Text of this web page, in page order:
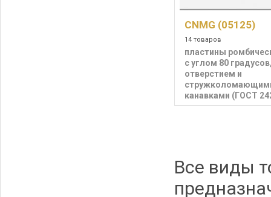
CNMG (05125)
14 товаров
пластины
с углом 80
отверстием и
канавками (ГОСТ
Все виды